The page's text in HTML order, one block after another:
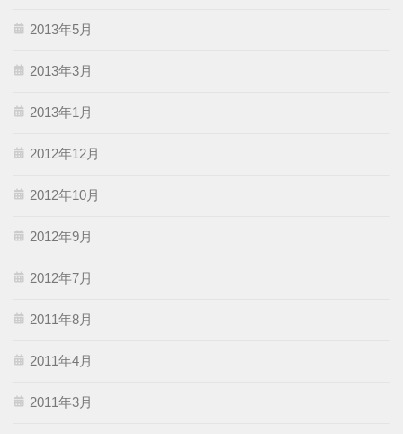
2013年5月
2013年3月
2013年1月
2012年12月
2012年10月
2012年9月
2012年7月
2011年8月
2011年4月
2011年3月